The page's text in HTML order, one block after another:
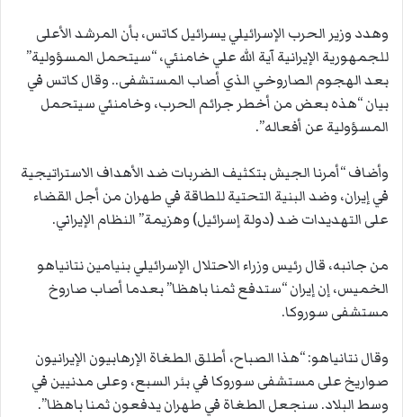
وهدد وزير الحرب الإسرائيلي يسرائيل كاتس، بأن المرشد الأعلى
للجمهورية الإيرانية آية الله علي خامنئي، “سيتحمل المسؤولية”
بعد الهجوم الصاروخي الذي أصاب المستشفى.. وقال كاتس في
بيان “هذه بعض من أخطر جرائم الحرب، وخامنئي سيتحمل
المسؤولية عن أفعاله”.
وأضاف “أمرنا الجيش بتكثيف الضربات ضد الأهداف الاستراتيجية
في إيران، وضد البنية التحتية للطاقة في طهران من أجل القضاء
على التهديدات ضد (دولة إسرائيل) وهزيمة” النظام الإيراني.
من جانبه، قال رئيس وزراء الاحتلال الإسرائيلي بنيامين نتانياهو
الخميس، إن إيران “ستدفع ثمنا باهظا” بعدما أصاب صاروخ
مستشفى سوروكا.
وقال نتانياهو: “هذا الصباح، أطلق الطغاة الإرهابيون الإيرانيون
صواريخ على مستشفى سوروكا في بئر السبع، وعلى مدنيين في
وسط البلاد. سنجعل الطغاة في طهران يدفعون ثمنا باهظا”.